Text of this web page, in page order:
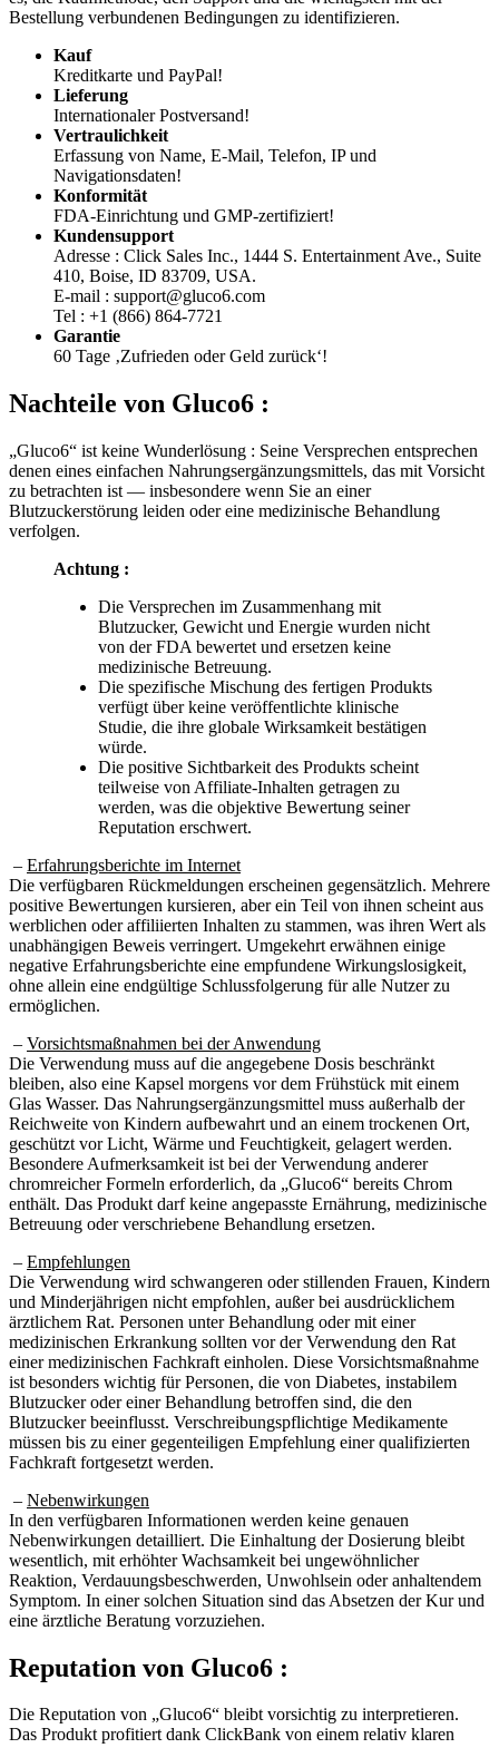
Kreditkarte und PayPal!
Lieferung
Internationaler Postversand!
Vertraulichkeit
Erfassung von Name, E-Mail, Telefon, IP und
Navigationsdaten!
Konformität
FDA-Einrichtung und GMP-zertifiziert!
Kundensupport
Adresse : Click Sales Inc., 1444 S. Entertainment Ave., Suite
410, Boise, ID 83709, USA.
E-mail : support@gluco6.com
Tel : +1 (866) 864-7721
Garantie
60 Tage ‚Zufrieden oder Geld zurück‘!
denen eines einfachen Nahrungsergänzungsmittels, das mit Vorsicht
zu betrachten ist — insbesondere wenn Sie an einer
Blutzuckerstörung leiden oder eine medizinische Behandlung
verfolgen.
Blutzucker, Gewicht und Energie wurden nicht
von der FDA bewertet und ersetzen keine
medizinische Betreuung.
Die spezifische Mischung des fertigen Produkts
verfügt über keine veröffentlichte klinische
Studie, die ihre globale Wirksamkeit bestätigen
würde.
Die positive Sichtbarkeit des Produkts scheint
teilweise von Affiliate-Inhalten getragen zu
werden, was die objektive Bewertung seiner
Reputation erschwert.
Die verfügbaren Rückmeldungen erscheinen gegensätzlich. Mehrere
positive Bewertungen kursieren, aber ein Teil von ihnen scheint aus
werblichen oder affiliierten Inhalten zu stammen, was ihren Wert als
unabhängigen Beweis verringert. Umgekehrt erwähnen einige
negative Erfahrungsberichte eine empfundene Wirkungslosigkeit,
ohne allein eine endgültige Schlussfolgerung für alle Nutzer zu
ermöglichen.
Die Verwendung muss auf die angegebene Dosis beschränkt
bleiben, also eine Kapsel morgens vor dem Frühstück mit einem
Glas Wasser. Das Nahrungsergänzungsmittel muss außerhalb der
Reichweite von Kindern aufbewahrt und an einem trockenen Ort,
geschützt vor Licht, Wärme und Feuchtigkeit, gelagert werden.
Besondere Aufmerksamkeit ist bei der Verwendung anderer
chromreicher Formeln erforderlich, da „Gluco6“ bereits Chrom
enthält. Das Produkt darf keine angepasste Ernährung, medizinische
Betreuung oder verschriebene Behandlung ersetzen.
Die Verwendung wird schwangeren oder stillenden Frauen, Kindern
und Minderjährigen nicht empfohlen, außer bei ausdrücklichem
ärztlichem Rat. Personen unter Behandlung oder mit einer
medizinischen Erkrankung sollten vor der Verwendung den Rat
einer medizinischen Fachkraft einholen. Diese Vorsichtsmaßnahme
ist besonders wichtig für Personen, die von Diabetes, instabilem
Blutzucker oder einer Behandlung betroffen sind, die den
Blutzucker beeinflusst. Verschreibungspflichtige Medikamente
müssen bis zu einer gegenteiligen Empfehlung einer qualifizierten
Fachkraft fortgesetzt werden.
In den verfügbaren Informationen werden keine genauen
Nebenwirkungen detailliert. Die Einhaltung der Dosierung bleibt
wesentlich, mit erhöhter Wachsamkeit bei ungewöhnlicher
Reaktion, Verdauungsbeschwerden, Unwohlsein oder anhaltendem
Symptom. In einer solchen Situation sind das Absetzen der Kur und
eine ärztliche Beratung vorzuziehen.
Das Produkt profitiert dank ClickBank von einem relativ klaren
Kaufrahmen, mit einmaliger Zahlung, 60-Tage-Garantie und